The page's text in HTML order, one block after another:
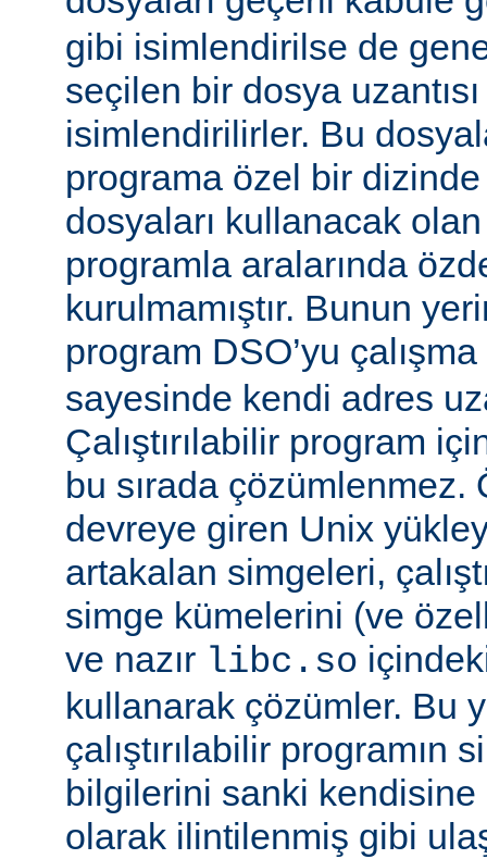
gibi isimlendirilse de
seçilen bir dosya
isimlendirilirler. Bu
programa özel bir
dosyaları kullanacak olan
programla aralarında
kurulmamıştır. Bunun
program DSO’yu
sayesinde kendi adres
Çalıştırılabilir program
bu sırada
devreye giren Unix
artakalan simgeleri,
simge kümelerini (ve
ve nazır libc.so
kullanarak çözümler. Bu
çalıştırılabilir programın
bilgilerini sanki
olarak ilintilenmiş gibi